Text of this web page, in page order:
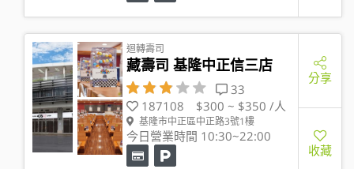
迴轉壽司
藏壽司 基隆中正信三店
33
187108
$300 ~ $350 /人
基隆市中正區中正路3號1樓
今日營業時間 10:30~22:00
分享
收藏